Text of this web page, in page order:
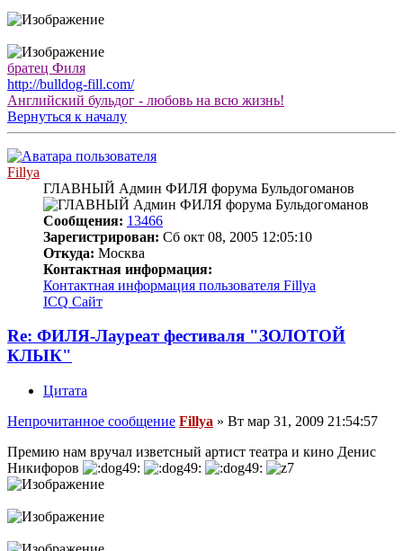
братец Филя
http://bulldog-fill.com/
Английский бульдог - любовь на всю жизнь!
Вернуться к началу
Fillya
ГЛАВНЫЙ Админ ФИЛЯ форума Бульдогоманов
Сообщения: 13466
Зарегистрирован: Сб окт 08, 2005 12:05:10
Откуда: Москва
Контактная информация:
Контактная информация пользователя Fillya
ICQ Сайт
Re: ФИЛЯ-Лауреат фестиваля "ЗОЛОТОЙ
КЛЫК"
Цитата
Непрочитанное сообщение Fillya » Вт мар 31, 2009 21:54:57
Премию нам вручал изветсный артист театра и кино Денис
Никифоров